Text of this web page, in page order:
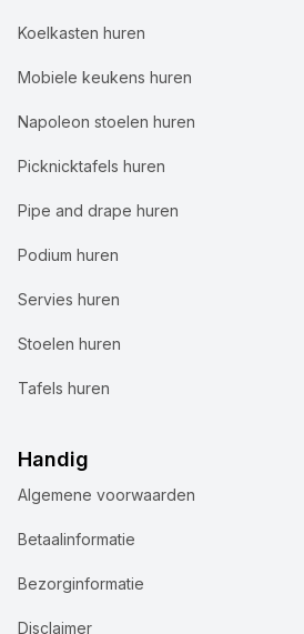
Koelkasten huren
Mobiele keukens huren
Napoleon stoelen huren
Picknicktafels huren
Pipe and drape huren
Podium huren
Servies huren
Stoelen huren
Tafels huren
Handig
Algemene voorwaarden
Betaalinformatie
Bezorginformatie
Disclaimer
Wij gebruiken cookies
Bij Accuraat Verhuur maken we
doeleinden. We plaatsen functionele